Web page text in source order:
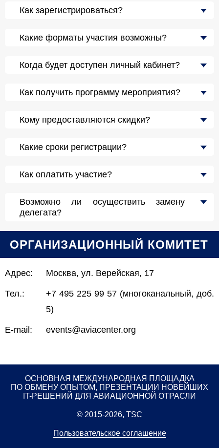
Как зарегистрироваться?
Какие форматы участия возможны?
Когда будет доступен личный кабинет?
Как получить программу мероприятия?
Кому предоставляются скидки?
Какие сроки регистрации?
Как оплатить участие?
Возможно ли осуществить замену
делегата?
ОРГАНИЗАЦИОННЫЙ КОМИТЕТ
Адрес: Москва, ул. Верейская, 17
Тел.:
+7 495 225 99 57 (многоканальный, доб.
5)
E-mail: events@aviacenter.org
ОСНОВНАЯ МЕЖДУНАРОДНАЯ ПЛОЩАДКА
ПО ОБМЕНУ ОПЫТОМ, ПРЕЗЕНТАЦИИ НОВЕЙШИХ
IT-РЕШЕНИЙ ДЛЯ АВИАЦИОННОЙ ОТРАСЛИ
© 2015-2026, TSC
Пользовательское соглашение